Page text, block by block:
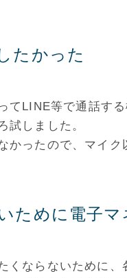
たかった
てLINE等で通話す
試しました。
かったので、マイク
ために電子
くならないために